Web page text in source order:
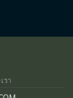
รา